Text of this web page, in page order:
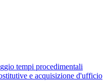
tempi procedimentali
e acquisizione d'ufficio